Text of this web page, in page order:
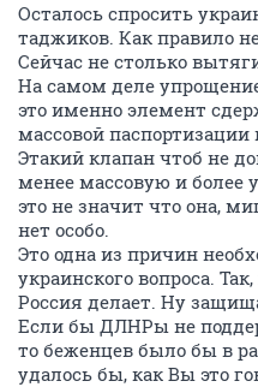
Осталось спросить
таджиков. Как правило
Сейчас не столько
На самом деле
это именно элемент
массовой паспортизации
Этакий клапан чтоб не
менее массовую и
это не значит что она,
нет особо.
Это одна из причин
украинского вопроса.
Россия делает. Ну
Если бы ДЛНРы не
то беженцев было бы в
удалось бы, как Вы это